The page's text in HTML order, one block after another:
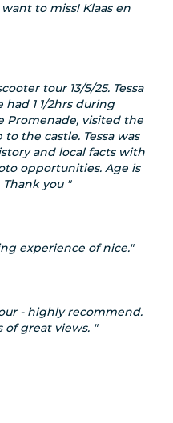
to miss! Klaas en
tour 13/5/25. Tessa
1 1/2hrs during
Promenade, visited the
the castle. Tessa was
and local facts with
opportunities. Age is
you
experience of nice.
- highly recommend.
great views.